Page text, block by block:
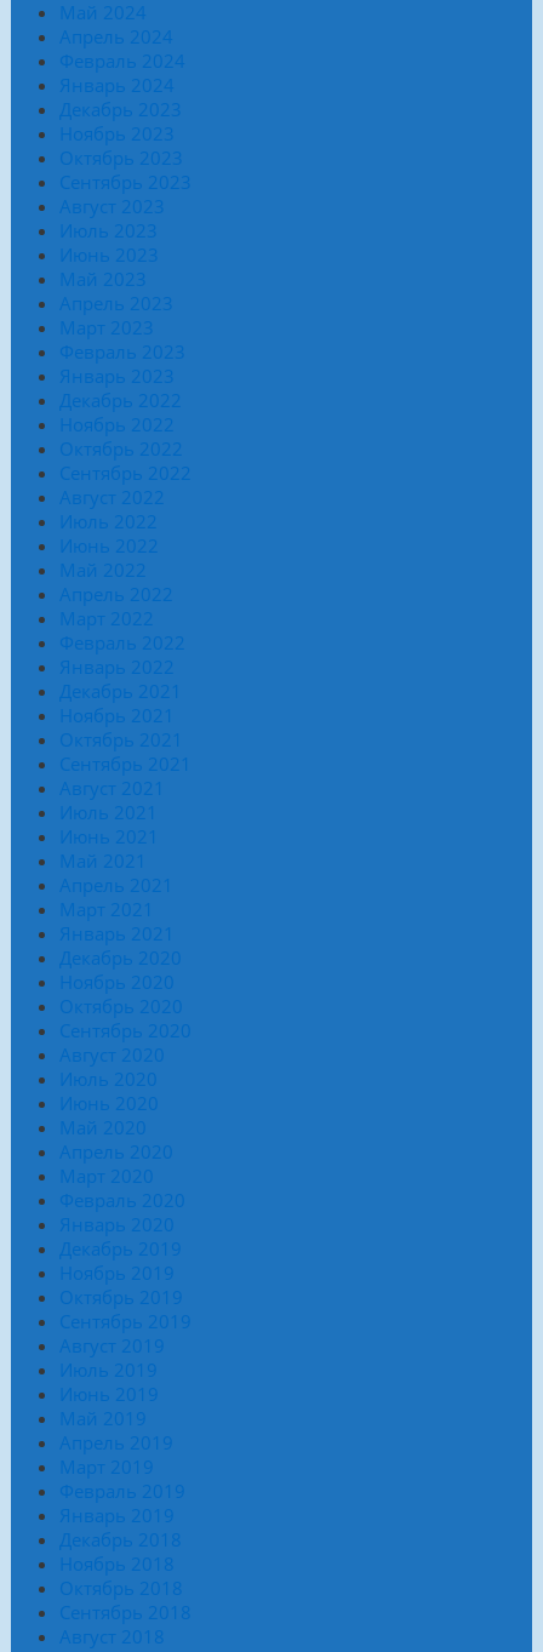
Май 2024
Апрель 2024
Февраль 2024
Январь 2024
Декабрь 2023
Ноябрь 2023
Октябрь 2023
Сентябрь 2023
Август 2023
Июль 2023
Июнь 2023
Май 2023
Апрель 2023
Март 2023
Февраль 2023
Январь 2023
Декабрь 2022
Ноябрь 2022
Октябрь 2022
Сентябрь 2022
Август 2022
Июль 2022
Июнь 2022
Май 2022
Апрель 2022
Март 2022
Февраль 2022
Январь 2022
Декабрь 2021
Ноябрь 2021
Октябрь 2021
Сентябрь 2021
Август 2021
Июль 2021
Июнь 2021
Май 2021
Апрель 2021
Март 2021
Январь 2021
Декабрь 2020
Ноябрь 2020
Октябрь 2020
Сентябрь 2020
Август 2020
Июль 2020
Июнь 2020
Май 2020
Апрель 2020
Март 2020
Февраль 2020
Январь 2020
Декабрь 2019
Ноябрь 2019
Октябрь 2019
Сентябрь 2019
Август 2019
Июль 2019
Июнь 2019
Май 2019
Апрель 2019
Март 2019
Февраль 2019
Январь 2019
Декабрь 2018
Ноябрь 2018
Октябрь 2018
Сентябрь 2018
Август 2018